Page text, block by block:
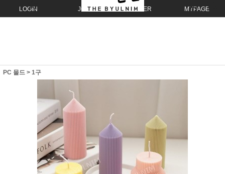
LOGIN JOIN ORDER MYPAGE
PC 몰드 > 1구